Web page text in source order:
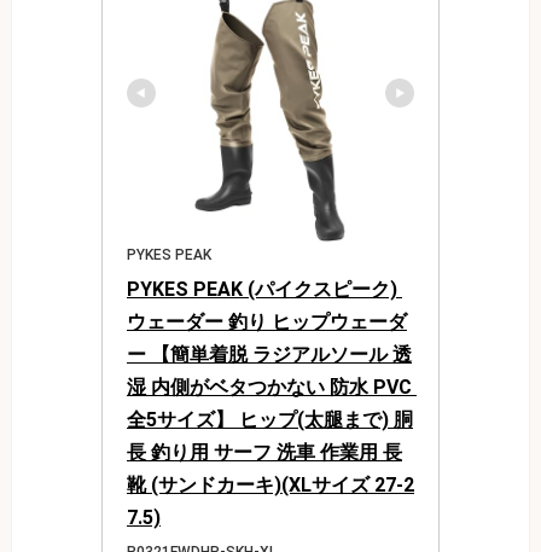
PYKES PEAK
PYKES PEAK (パイクスピーク)
ウェーダー 釣り ヒップウェーダ
ー 【簡単着脱 ラジアルソール 透
湿 内側がベタつかない 防水 PVC
全5サイズ】 ヒップ(太腿まで) 胴
長 釣り用 サーフ 洗車 作業用 長
靴 (サンドカーキ)(XLサイズ 27-2
7.5)